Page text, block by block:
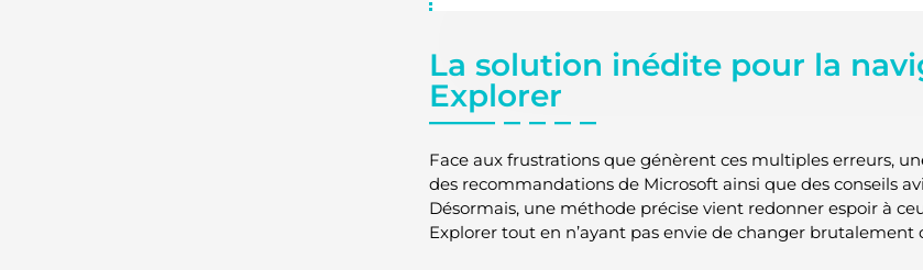
La solution inédite pour la
Explorer
Face aux frustrations que génèrent ces multiples erreurs,
des recommandations de Microsoft ainsi que des conseils
Désormais, une méthode précise vient redonner espoir à
Explorer tout en n’ayant pas envie de changer brutalement